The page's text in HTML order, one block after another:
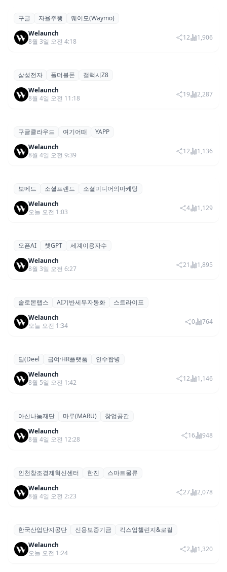
모집,지원
서귀포시, 스타트업베이·타운 입주기업 모집…총 4개
사 선발
서귀포시 스타트업베이
입주기업모집
Welaunch
8월 3일 오전 3:18
9 1,328
모집,지원
토스뱅크, 오픈이노베이션 협업 범위 확대…포용금융·
자산관리 등
토스뱅크 오픈이노베이션
서울창조경제혁신센터
Welaunch
8월 3일 오전 3:24
7 1,508
기타
구글 웨이모(Waymo), 한국 법인 설립하고 국내 자율
주행 진출 공식화
구글 자율주행
웨이모(Waymo)
Welaunch
8월 3일 오전 4:18
12 1,906
론칭,서비스
삼성 ‘갤럭시 Z8 시리즈’ 사전예약 144만 대 돌파… 역
대 최고 신기록
삼성전자 폴더블폰
갤럭시Z8
Welaunch
8월 4일 오전 11:18
19 2,287
기타
구글 클라우드, 여기어때 ‘YAPP’ 구축 사례 공개…에이
전틱 AI 동료
구글클라우드 여기어때
YAPP
Welaunch
8월 4일 오전 9:39
12 1,136
론칭,서비스
보메드 ‘소셜프렌드’, 유튜브·인스타 등 6개 SNS 마케팅
통합 지원
보메드 소셜프렌드
소셜미디어의마케팅
Welaunch
오늘 오전 1:03
4 1,129
글로벌
오픈AI 챗GPT, 출시 3년 8개월 만에 활성 이용자 10억
명 돌파
오픈AI 챗GPT
세계이용자수
Welaunch
8월 3일 오전 6:27
21 1,895
기타
솔로몬랩스, 스트라이프 출신 이창헌 영입…절세 전략
AI 에이전트 개발 본격화
솔로몬랩스 AI기반세무자동화
스트라이프
Welaunch
오늘 오전 1:34
0 764
기타
글로벌 HR 플랫폼 딜(Deel), ARR 15억 달러 돌파…AI
보안 역량 강화
딜(Deel 급여·HR플랫폼
인수합병
Welaunch
8월 5일 오전 1:42
12 1,146
모집,지원
아산나눔재단 마루, 2026 하반기 배치 프로그램 참가
기업 모집(~8/28)
아산나눔재단 마루(MARU)
창업공간
Welaunch
8월 4일 오전 12:28
16 948